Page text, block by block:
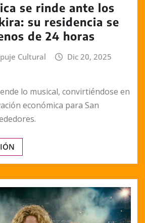
se rinde ante los
su residencia se
de 24 horas
Cultural
Dic 20, 2025
lo musical, convirtiéndose en
económica para San